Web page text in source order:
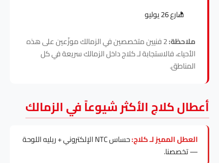
شارع 26 يوليو
ملاحظة: 2 فنيين متخصصين في الزمالك موزّعين على هذه
الأحياء، فالاستجابة لـ كلاج داخل الزمالك سريعة في كل
المناطق.
أعطال كلاج الأكثر شيوعاً في الزمالك
العطل المميز لـ كلاج:
حساس NTC الإلكتروني + ريليه اللوحة
— تخصصنا.